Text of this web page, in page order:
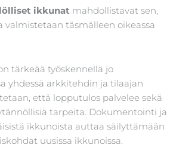
ikkunat mahdollistavat sen,
täsmälleen oikeassa
tärkeää työskennellä jo
yhdessä arkkitehdin ja tilaajan
että lopputulos palvelee sekä
tarpeita. Dokumentointi ja
ikkunoista auttaa säilyttämään
uusissa ikkunoissa.